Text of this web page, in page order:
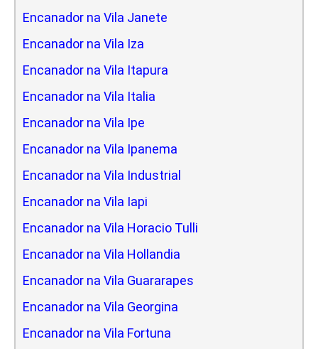
Encanador na Vila Janete
Encanador na Vila Iza
Encanador na Vila Itapura
Encanador na Vila Italia
Encanador na Vila Ipe
Encanador na Vila Ipanema
Encanador na Vila Industrial
Encanador na Vila Iapi
Encanador na Vila Horacio Tulli
Encanador na Vila Hollandia
Encanador na Vila Guararapes
Encanador na Vila Georgina
Encanador na Vila Fortuna